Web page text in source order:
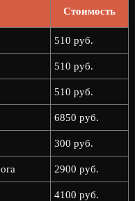
Стоимость
510 руб.
510 руб.
510 руб.
6850 руб.
300 руб.
2900 руб.
4100 руб.